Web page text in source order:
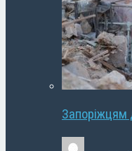
Запоріжцям